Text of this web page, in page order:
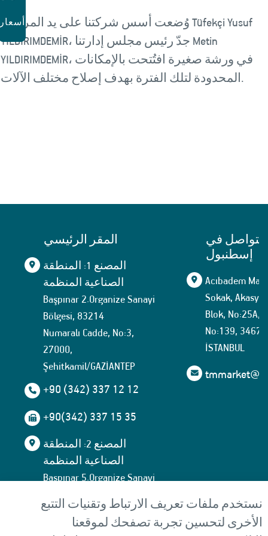
نستخدم ملفات تعريف الارتباط وتقنيات التتبع
الأخرى لتحسين تجربة تصفحك لموقعنا
وُضعت أسس شركتنا على يد المرحوم Tüfekçi Yusuf
YILDIRIMDEMİR، جدّ رئيس مجلس إدارتنا Metin
YILDIRIMDEMİR، في ورشة صغيرة افتُتحت بالإمكانات
المحدودة لتلك الفترة بهدف إصلاح مختلف الآلات.
المقر الرئيسي
المصنع 1: المنطقة
الصناعية المنظمة
Başpınar 2.Organize Sanayi
Bölgesi, 83214
Numaralı Cadde, No:3,
27000,
Şehitkamil/GAZİANTEP
+90 (342) 337 12 12
+90(342) 337 15 35
المصنع 2: المنطقة
الصناعية المنظمة
Başpınar 5.Organize Sanayi
Numaralı Cadde, No:13,
في
إسطنبول
Acıbadem
Sokak, Akasya
Blok, No:25A,
No:139,
İSTANBUL